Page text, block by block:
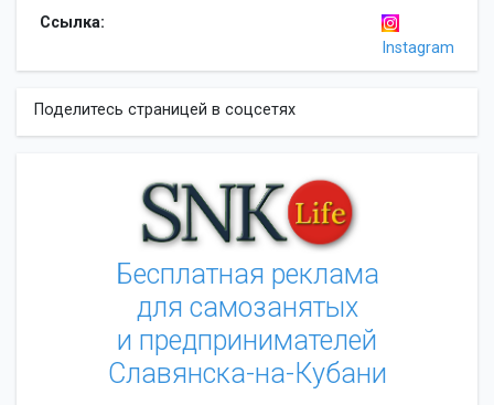
Ссылка:
Instagram
Поделитесь страницей в соцсетях
Бесплатная реклама
для самозанятых
и предпринимателей
Славянска-на-Кубани